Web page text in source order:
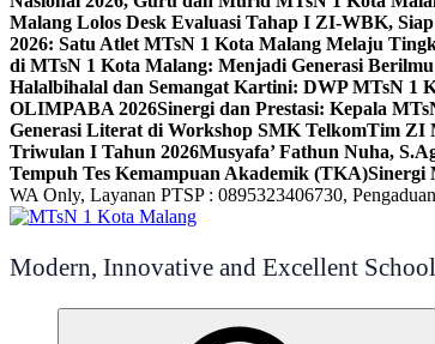
Malang Lolos Desk Evaluasi Tahap I ZI-WBK,
2026: Satu Atlet MTsN 1 Kota Malang Melaju
di MTsN 1 Kota Malang: Menjadi Generasi
Halalbihalal dan Semangat Kartini: DWP MTsN 1
OLIMPABA 2026Sinergi dan Prestasi: Kepala
Generasi Literat di Workshop SMK TelkomTim ZI
Triwulan I Tahun 2026Musyafa’ Fathun Nuha,
Tempuh Tes Kemampuan Akademik (TKA)Sinergi
WA Only, Layanan PTSP : 0895323406730,
Modern, Innovative and Excellent School